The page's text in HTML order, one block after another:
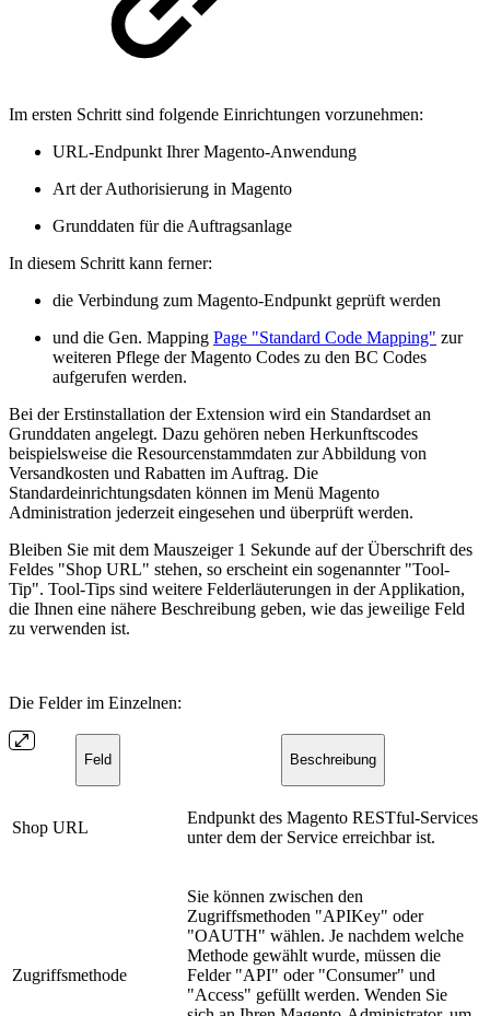
Im ersten Schritt sind folgende Einrichtungen vorzunehmen:
URL-Endpunkt Ihrer Magento-Anwendung
Art der Authorisierung in Magento
Grunddaten für die Auftragsanlage
In diesem Schritt kann ferner:
die Verbindung zum Magento-Endpunkt geprüft werden
und die Gen. Mapping Page "Standard Code Mapping" zur
weiteren Pflege der Magento Codes zu den BC Codes
aufgerufen werden.
Bei der Erstinstallation der Extension wird ein Standardset an
Grunddaten angelegt. Dazu gehören neben Herkunftscodes
beispielsweise die Resourcenstammdaten zur Abbildung von
Versandkosten und Rabatten im Auftrag. Die
Standardeinrichtungsdaten können im Menü Magento
Administration jederzeit eingesehen und überprüft werden.
Bleiben Sie mit dem Mauszeiger 1 Sekunde auf der Überschrift des
Feldes "Shop URL" stehen, so erscheint ein sogenannter "Tool-
Tip". Tool-Tips sind weitere Felderläuterungen in der Applikation,
die Ihnen eine nähere Beschreibung geben, wie das jeweilige Feld
zu verwenden ist.
Die Felder im Einzelnen:
Feld Beschreibung
Shop URL
Endpunkt des Magento RESTful-Services
unter dem der Service erreichbar ist.
Zugriffsmethode
Sie können zwischen den
Zugriffsmethoden "APIKey" oder
"OAUTH" wählen. Je nachdem welche
Methode gewählt wurde, müssen die
Felder "API" oder "Consumer" und
"Access" gefüllt werden. Wenden Sie